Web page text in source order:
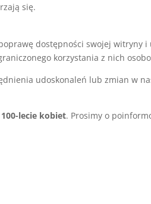
się.
dostępności swojej witryny i
korzystania z nich
udoskonaleń lub zmian w
lecie kobiet. Prosimy o